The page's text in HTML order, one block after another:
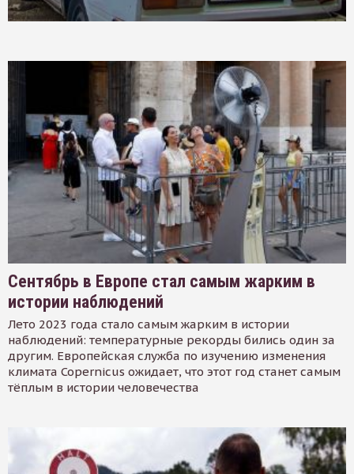
Сентябрь в Европе стал самым жарким в
истории наблюдений
Лето 2023 года стало самым жарким в истории
наблюдений: температурные рекорды бились один за
другим. Европейская служба по изучению изменения
климата Copernicus ожидает, что этот год станет самым
тёплым в истории человечества